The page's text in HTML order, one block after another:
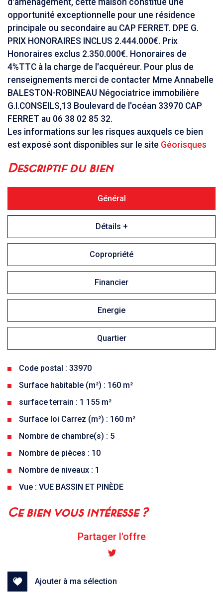
opportunité exceptionnelle pour une résidence
principale ou secondaire au CAP FERRET. DPE G.
PRIX HONORAIRES INCLUS 2.444.000€. Prix
Honoraires exclus 2.350.000€. Honoraires de
4%TTC à la charge de l'acquéreur. Pour plus de
renseignements merci de contacter Mme Annabelle
BALESTON-ROBINEAU Négociatrice immobilière
G.I.CONSEILS,13 Boulevard de l'océan 33970 CAP
FERRET au 06 38 02 85 32.
Les informations sur les risques auxquels ce bien
est exposé sont disponibles sur le site Géorisques
descriptif du bien
Général
Détails +
Copropriété
Financier
Energie
Quartier
Code postal : 33970
Surface habitable (m²) : 160 m²
surface terrain : 1 155 m²
Surface loi Carrez (m²) : 160 m²
Nombre de chambre(s) : 5
Nombre de pièces : 10
Nombre de niveaux : 1
Vue : VUE BASSIN ET PINÈDE
la ville de lège-cap-ferret (33970)
ce bien vous intéresse ?
Partager l'offre
Ajouter à ma sélection